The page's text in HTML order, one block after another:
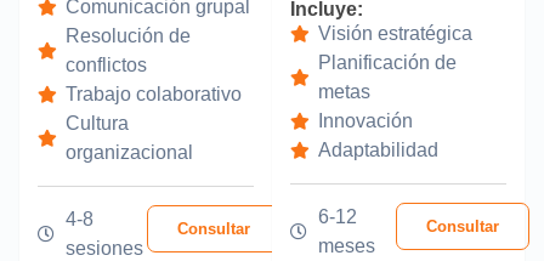
Comunicación grupal
Resolución de
conflictos
Trabajo colaborativo
Cultura
organizacional
4-8
sesiones
Consultar
Incluye:
Visión estratégica
Planificación de
metas
Innovación
Adaptabilidad
6-12
meses
Consultar